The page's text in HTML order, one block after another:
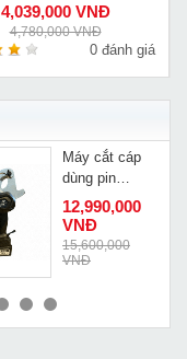
4,039,000 VNĐ
4,780,000 VNĐ
0 đánh giá
MUA NGAY
Máy cắt cáp
dùng pin
Changyou EC-
65M
12,990,000
VNĐ
15,600,000
VNĐ